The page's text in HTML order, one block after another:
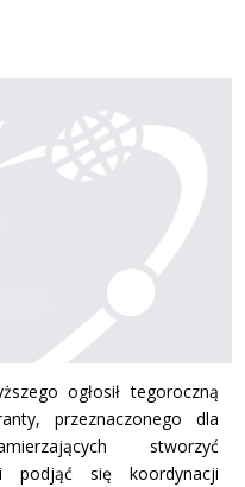
ogłosił tegoroczną
przeznaczonego dla
stworzyć
podjąć się koordynacji